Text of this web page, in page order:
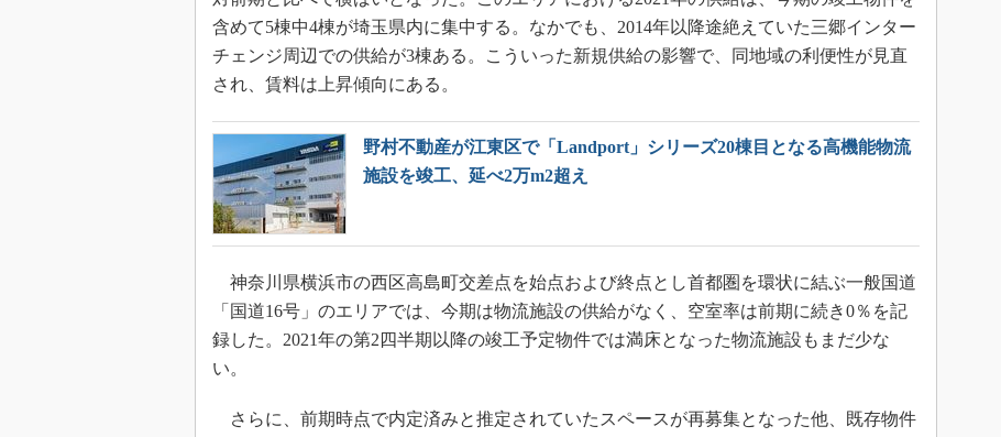
含めて5棟中4棟が埼玉県内に集中する。なかでも、2014年以降途絶えていた三郷インター
チェンジ周辺での供給が3棟ある。こういった新規供給の影響で、同地域の利便性が見直
され、賃料は上昇傾向にある。
野村不動産が江東区で「Landport」シリーズ20棟目となる高機能物流
施設を竣工、延べ2万m2超え
神奈川県横浜市の西区高島町交差点を始点および終点とし首都圏を環状に結ぶ一般国道
「国道16号」のエリアでは、今期は物流施設の供給がなく、空室率は前期に続き0％を記
録した。2021年の第2四半期以降の竣工予定物件では満床となった物流施設もまだ少な
い。
さらに、前期時点で内定済みと推定されていたスペースが再募集となった他、既存物件